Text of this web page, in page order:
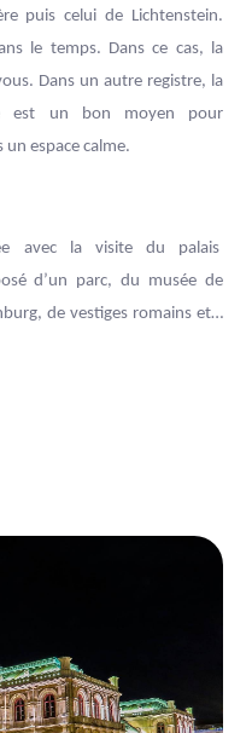
puis celui de Lichtenstein.
le temps. Dans ce cas, la
Dans un autre registre, la
est un bon moyen pour
espace calme.
avec la visite du palais
d’un parc, du musée de
de vestiges romains et…